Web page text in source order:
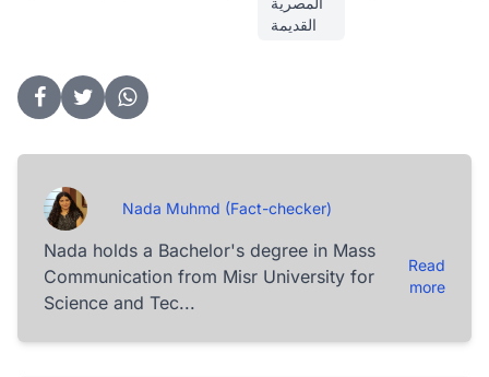
القديمة
Nada Muhmd (Fact-checker)
Nada holds a Bachelor's degree in Mass
Communication from Misr University for
Science and Tec...
Read
more